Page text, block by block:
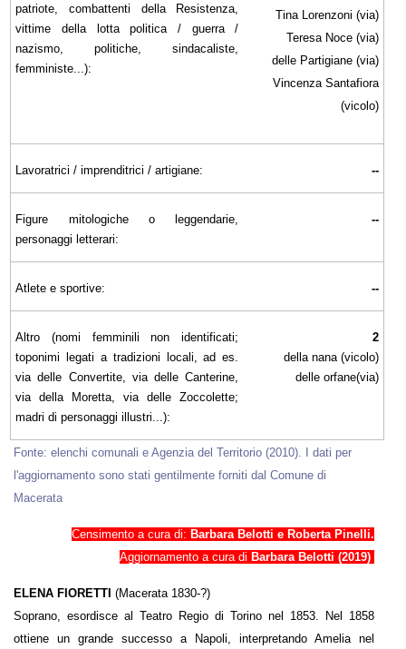
patriote, combattenti della Resistenza,
vittime della lotta politica / guerra /
nazismo, politiche, sindacaliste,
femministe...):
Tina Lorenzoni (via)
Teresa Noce (via)
delle Partigiane (via)
Vincenza Santafiora
(vicolo)
Lavoratrici / imprenditrici / artigiane: --
Figure mitologiche o leggendarie,
personaggi letterari:
--
Atlete e sportive: --
Altro (nomi femminili non identificati;
toponimi legati a tradizioni locali, ad es.
via delle Convertite, via delle Canterine,
via della Moretta, via delle Zoccolette;
madri di personaggi illustri...):
2
della nana (vicolo)
delle orfane(via)
Fonte: elenchi comunali e Agenzia del Territorio (2010). I dati per
l'aggiornamento sono stati gentilmente forniti dal Comune di
Macerata
Censimento a cura di: Barbara Belotti e Roberta Pinelli.
Aggiornamento a cura di Barbara Belotti (2019)
ELENA FIORETTI (Macerata 1830-?)
Soprano, esordisce al Teatro Regio di Torino nel 1853. Nel 1858
ottiene un grande successo a Napoli, interpretando Amelia nel